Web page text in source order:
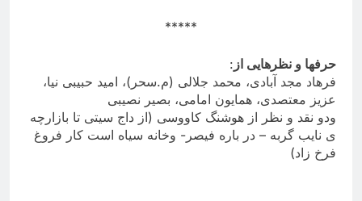
*****
حرفها و نظرهایی از :
فرهاد مجد آبادی، محمد جلالی (م.سحر)، امید حبیبی نیا،
عزیز معتصدی، همایون امامی، بصیر نصیبی
ودو نقد و نظر از هوشنگ کاووسی (از داج سیتی تا بازارچه
ی نایب گربه – در باره فیصر- وخانه سیاه است کار فروغ
فرخ زاد(